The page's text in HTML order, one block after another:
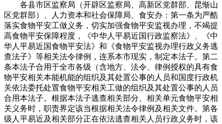
各县市区监察局（开辟区监察局、高新区党群部、昆惭山
区党群部）、人力资本和社会保障局、食安办：第一条为严酷
落实食物平安工做义务，切实加强食物平安监视办理，不竭提
高食物平安保障程度，《中华人平易近国行政监察法》、《中
华人平易近国食物平安法》和《食物平安监视办理行政义务逃
查法子》等相关法令律例，连系本市现实，制定本法子。第二
条本法子合用于全市各级（含地方、法令、律例授权的具有食
物平安相关本能机能的组织及其处置公事的人员和国度行政机
关依法委托处置食物平安相关工做的组织及其处置公事的人员
合用本法子。根据本法子逃查相关部分、相关单元食物平安相
关义务时，职责界定该当根据相关法令律例及相关文件。第各
级人平易近及相关部分正在依法逃查相关人员行政义务时，该